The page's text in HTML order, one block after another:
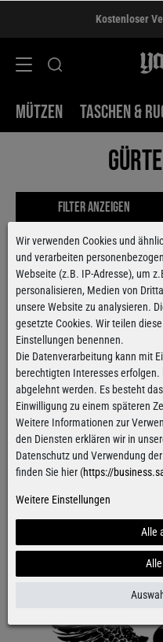
Kostenloser
MÜTZEN TASCHEN &
Filter anzeigen
Wir verwenden Cookies und
und verarbeiten
Webseite (z.B. IP-Adresse), um
personalisieren, Medien von
unsere Website zu analysieren.
gesetzte Cookies. Wir teilen
Einstellungen benennen.
Die Datenverarbeitung kann mit
berechtigten Interesses
abgelehnt werden. Es besteht
Einwilligung zu einem späteren
Weitere Informationen zur
den Diensten erklären wir in
Datenschutz und Verwendung
finden Sie hier (https://
Weitere Einstellungen
Alle